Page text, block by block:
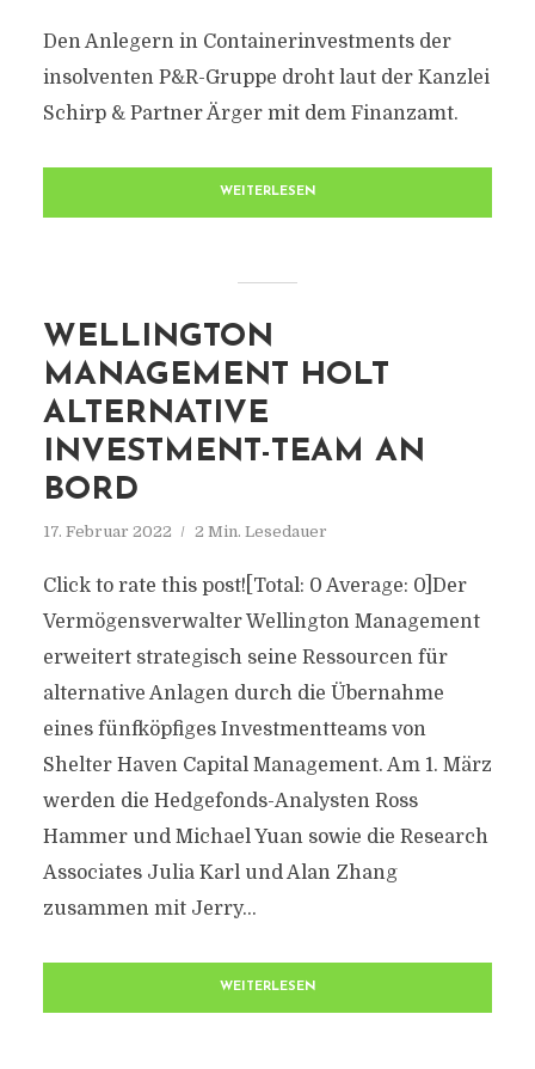
Den Anlegern in Containerinvestments der
insolventen P&R-Gruppe droht laut der Kanzlei
Schirp & Partner Ärger mit dem Finanzamt.
WEITERLESEN
WELLINGTON
MANAGEMENT HOLT
ALTERNATIVE
INVESTMENT-TEAM AN
BORD
17. Februar 2022 2 Min. Lesedauer
Click to rate this post![Total: 0 Average: 0]Der
Vermögensverwalter Wellington Management
erweitert strategisch seine Ressourcen für
alternative Anlagen durch die Übernahme
eines fünfköpfiges Investmentteams von
Shelter Haven Capital Management. Am 1. März
werden die Hedgefonds-Analysten Ross
Hammer und Michael Yuan sowie die Research
Associates Julia Karl und Alan Zhang
zusammen mit Jerry...
WEITERLESEN